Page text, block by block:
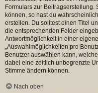
Formulars zur Beitragserstellung.
können, so hast du
erstellen. Du solltest einen Titel
die entsprechenden Felder
Antwortmöglichkeit in einer
„Auswahlmöglichkeiten pro
Benutzer auswählen kann,
dabei eine zeitlich unbegrenzte
Stimme ändern können.
Nach oben